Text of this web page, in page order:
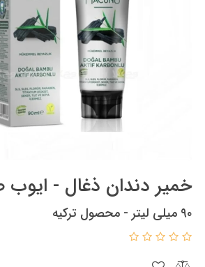
خمیر دندان ذغال -
۹۰ میلی لیتر - محصول ترکیه